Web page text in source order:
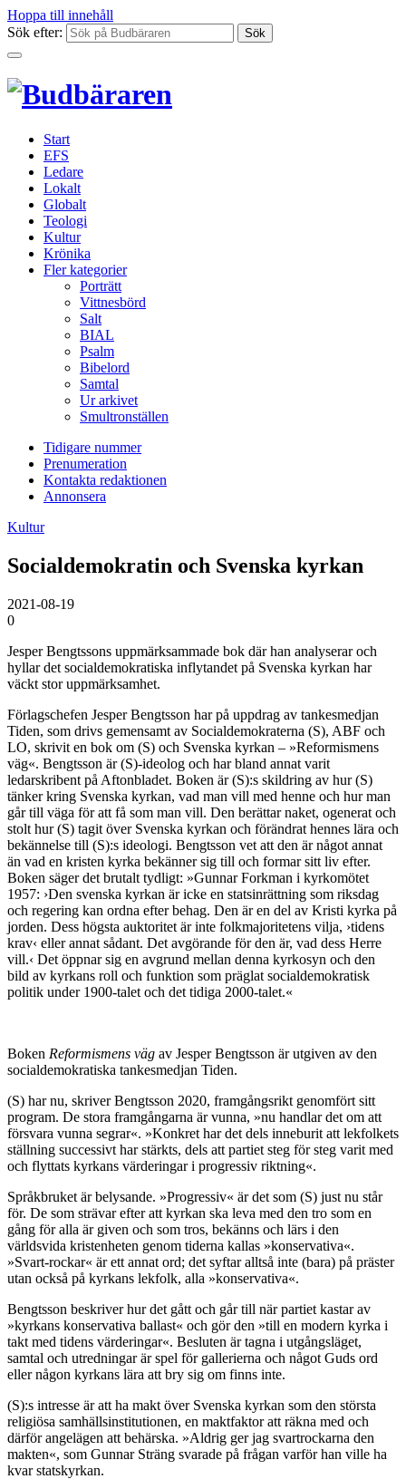
Hoppa till innehåll
Sök efter:
Start
EFS
Ledare
Lokalt
Globalt
Teologi
Kultur
Krönika
Fler kategorier
Porträtt
Vittnesbörd
Salt
BIAL
Psalm
Bibelord
Samtal
Ur arkivet
Smultronställen
Tidigare nummer
Prenumeration
Kontakta redaktionen
Annonsera
Kultur
Socialdemokratin och Svenska kyrkan
2021-08-19
0
Jesper Bengtssons uppmärksammade bok där han analyserar och
hyllar det social­demokratiska inflytandet på Svenska kyrkan har
väckt stor uppmärksamhet.
Förlagschefen Jesper Bengtsson har på uppdrag av tankesmedjan
Tiden, som drivs gemensamt av Socialdemokraterna (S), ABF och
LO, skrivit en bok om (S) och Svenska kyrkan – »Reformismens
väg«. Bengtsson är (S)-ideolog och har bland annat varit
ledarskribent på Aftonbladet. Boken är (S):s skildring av hur (S)
tänker kring Svenska kyrkan, vad man vill med henne och hur man
går till väga för att få som man vill. Den berättar naket, ogenerat och
stolt hur (S) tagit över Svenska kyrkan och förändrat hennes lära och
bekännelse till (S):s ideologi. Bengtsson vet att den är något annat
än vad en kristen kyrka bekänner sig till och formar sitt liv efter.
Boken säger det brutalt tydligt: »Gunnar Forkman i kyrkomötet
1957: ›Den svenska kyrkan är icke en statsinrättning som riksdag
och regering kan ordna efter behag. Den är en del av Kristi kyrka på
jorden. Dess högsta auktoritet är inte folkmajoritetens vilja, ›tidens
krav‹ eller annat sådant. Det avgörande för den är, vad dess Herre
vill.‹ Det öppnar sig en avgrund mellan denna kyrkosyn och den
bild av kyrkans roll och funktion som präglat socialdemokratisk
politik under 1900-talet och det tidiga 2000-talet.«
Boken Reform­ismens väg av Jesper Bengtsson är utgiven av den
socialdemokra­tiska tanke­­smedjan Tiden.
(S) har nu, skriver Bengtsson 2020, framgångsrikt genomfört sitt
program. De stora framgångarna är vunna, »nu handlar det om att
försvara vunna segrar«. »Konkret har det dels inneburit att lekfolkets
ställning successivt har stärkts, dels att partiet steg för steg varit med
och flyttats kyrkans värderingar i progressiv riktning«.
Språkbruket är belysande. »Progressiv« är det som (S) just nu står
för. De som strävar efter att kyrkan ska leva med den tro som en
gång för alla är given och som tros, bekänns och lärs i den
världsvida kristenheten genom tiderna kallas »konservativa«.
»Svart-rockar« är ett annat ord; det syftar alltså inte (bara) på präster
utan också på kyrkans lekfolk, alla »konservativa«.
Bengtsson beskriver hur det gått och går till när partiet kastar av
»kyrkans konservativa ballast« och gör den »till en modern kyrka i
takt med tidens värderingar«. Besluten är tagna i utgångsläget,
samtal och utredningar är spel för gallerierna och något Guds ord
eller någon kyrkans lära att bry sig om finns inte.
(S):s intresse är att ha makt över Svenska kyrkan som den största
religiösa samhällsinstitutionen, en maktfaktor att räkna med och
därför angelägen att behärska. »Aldrig ger jag svartrockarna den
makten«, som Gunnar Sträng svarade på frågan varför han ville ha
kvar statskyrkan.